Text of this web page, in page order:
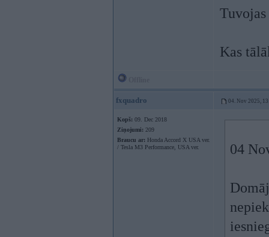
Tuvojas
Kas
fxquadro 04. Nov 2025,
Kopš: 09. Dec 2018
Ziņojumi: 209
Braucu ar: Honda Accord X USA ver.
/ Tesla M3 Performance, USA ver.
04